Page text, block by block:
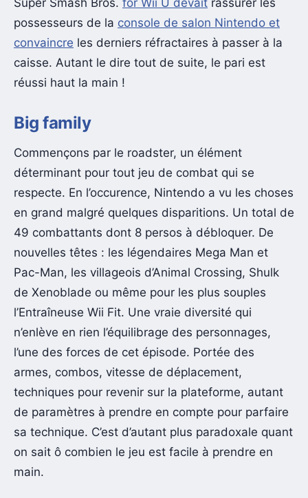
Super Smash Bros. for Wii U devait rassurer les
possesseurs de la console de salon Nintendo et
convaincre les derniers réfractaires à passer à la
caisse. Autant le dire tout de suite, le pari est
réussi haut la main !
Big family
Commençons par le roadster, un élément
déterminant pour tout jeu de combat qui se
respecte. En l’occurence, Nintendo a vu les choses
en grand malgré quelques disparitions. Un total de
49 combattants dont 8 persos à débloquer. De
nouvelles têtes : les légendaires Mega Man et
Pac-Man, les villageois d’Animal Crossing, Shulk
de Xenoblade ou même pour les plus souples
l’Entraîneuse Wii Fit. Une vraie diversité qui
n’enlève en rien l’équilibrage des personnages,
l’une des forces de cet épisode. Portée des
armes, combos, vitesse de déplacement,
techniques pour revenir sur la plateforme, autant
de paramètres à prendre en compte pour parfaire
sa technique. C’est d’autant plus paradoxale quant
on sait ô combien le jeu est facile à prendre en
main.